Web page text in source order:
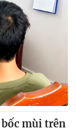
mùi trên